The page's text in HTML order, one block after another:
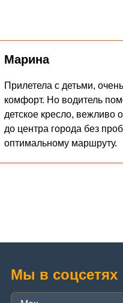
Марина
Прилетела с детьми,
комфорт. Но водитель
детское кресло, вежливо
до центра города без
оптимальному маршруту.
Мы в соцсетях